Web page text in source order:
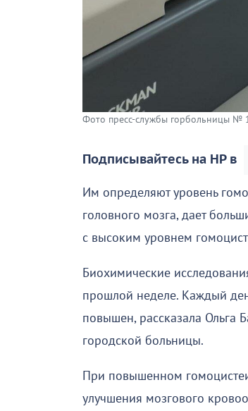
Фото пресс-службы горбольницы №
Подписывайтесь на НР в
Им определяют уровень
головного мозга, дает
с высоким уровнем
Биохимические
прошлой неделе. Каждый
повышен, рассказала Ольга
городской больницы.
При повышенном
улучшения мозгового